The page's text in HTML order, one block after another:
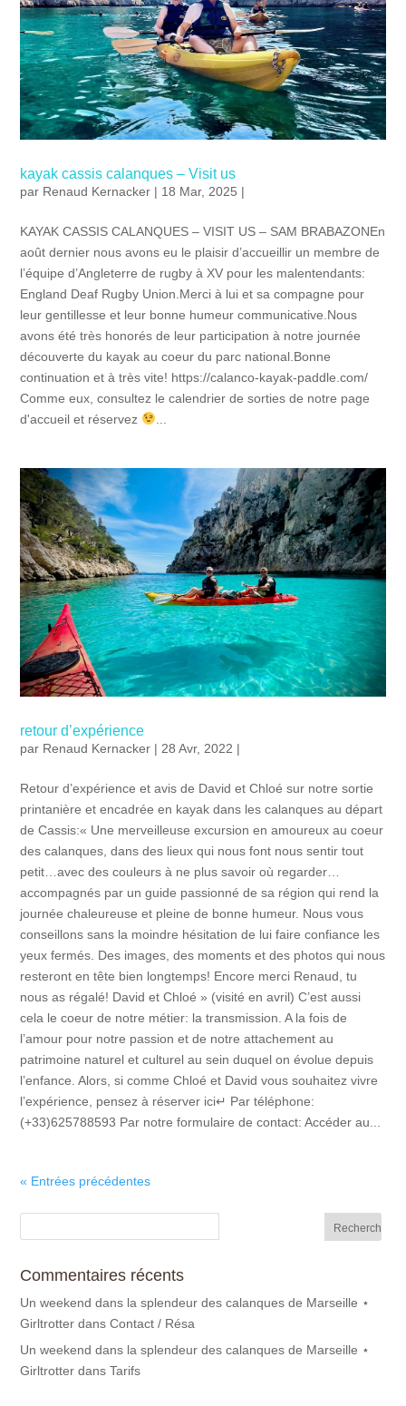
kayak cassis calanques – Visit us
par Renaud Kernacker | 18 Mar, 2025 |
KAYAK CASSIS CALANQUES – VISIT US – SAM BRABAZONEn
août dernier nous avons eu le plaisir d’accueillir un membre de
l’équipe d’Angleterre de rugby à XV pour les malentendants:
England Deaf Rugby Union.Merci à lui et sa compagne pour
leur gentillesse et leur bonne humeur communicative.Nous
avons été très honorés de leur participation à notre journée
découverte du kayak au coeur du parc national.Bonne
continuation et à très vite! https://calanco-kayak-paddle.com/
Comme eux, consultez le calendrier de sorties de notre page
d'accueil et réservez
retour d’expérience
par Renaud Kernacker | 28 Avr, 2022 |
Retour d’expérience et avis de David et Chloé sur notre sortie
printanière et encadrée en kayak dans les calanques au départ
de Cassis:« Une merveilleuse excursion en amoureux au coeur
des calanques, dans des lieux qui nous font nous sentir tout
petit…avec des couleurs à ne plus savoir où regarder…
accompagnés par un guide passionné de sa région qui rend la
journée chaleureuse et pleine de bonne humeur. Nous vous
conseillons sans la moindre hésitation de lui faire confiance les
yeux fermés. Des images, des moments et des photos qui nous
resteront en tête bien longtemps! Encore merci Renaud, tu
nous as régalé! David et Chloé » (visité en avril) C’est aussi
cela le coeur de notre métier: la transmission. A la fois de
l’amour pour notre passion et de notre attachement au
patrimoine naturel et culturel au sein duquel on évolue depuis
l’enfance. Alors, si comme Chloé et David vous souhaitez vivre
l’expérience, pensez à réserver ici↵ Par téléphone:
(+33)625788593 Par notre formulaire de contact: Accéder au...
« Entrées précédentes
Commentaires récents
Un weekend dans la splendeur des calanques de Marseille ⋆
Girltrotter dansContact / Résa
Un weekend dans la splendeur des calanques de Marseille ⋆
Girltrotter dansTarifs